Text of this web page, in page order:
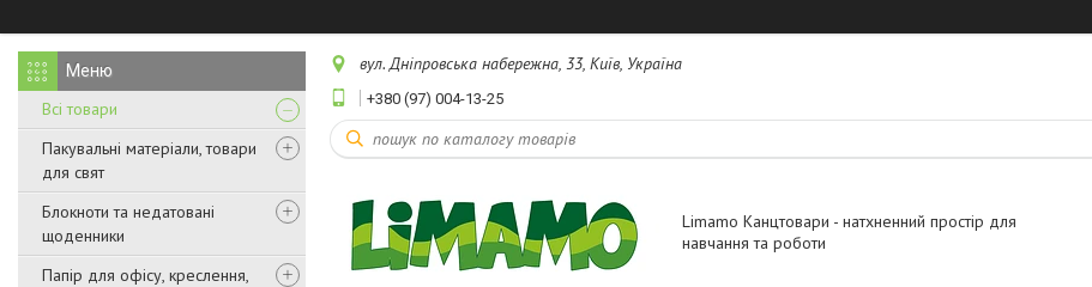
Всі товари
Пакувальні матеріали, товари
для свят
Блокноти та недатовані
щоденники
Папір для офісу, креслення,
вул. Дніпровська набережна, 33, Київ, Україна
+380 (97) 004-13-25
Limamo Канцтовари - натхненний простір для
навчання та роботи